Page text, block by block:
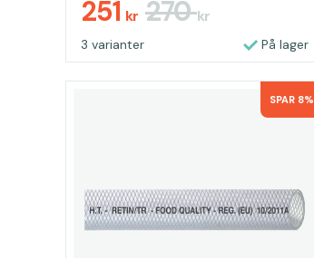
251 kr 270kr
3 varianter På lager
SPAR 8%